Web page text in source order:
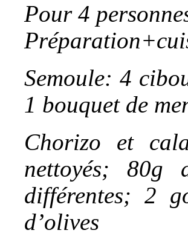
Pour 4
Semoule: 4
1 bouquet de
Chorizo et
nettoyés; 80g
différentes; 2
d’olives